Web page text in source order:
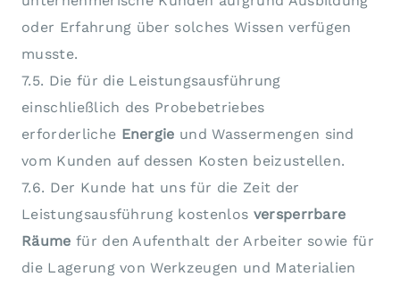
oder Erfahrung über solches Wissen verfügen
musste.
7.5. Die für die Leistungsausführung
einschließlich des Probebetriebes
erforderliche Energie und Wassermengen sind
vom Kunden auf dessen Kosten beizustellen.
7.6. Der Kunde hat uns für die Zeit der
Leistungsausführung kostenlos versperrbare
Räume für den Aufenthalt der Arbeiter sowie für
die Lagerung von Werkzeugen und Materialien